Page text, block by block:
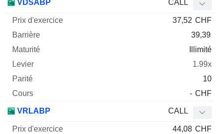
VDSABP CALL
37,52 CHF
39,39
Illimité
1.99x
10
- CHF
VRLABP CALL
44,08 CHF